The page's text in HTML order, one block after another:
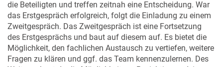
die Beteiligten und treffen zeitnah eine Entscheidung. War
das Erstgespräch erfolgreich, folgt die Einladung zu einem
Zweitgespräch. Das Zweitgespräch ist eine Fortsetzung
des Erstgesprächs und baut auf diesem auf. Es bietet die
Möglichkeit, den fachlichen Austausch zu vertiefen, weitere
Fragen zu klären und ggf. das Team kennenzulernen. Des